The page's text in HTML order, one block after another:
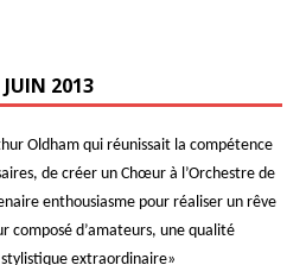
2013
Oldham qui réunissait la compétence
de créer un Chœur à l’Orchestre de
enthousiasme pour réaliser un rêve
composé d’amateurs, une qualité
extraordinaire»